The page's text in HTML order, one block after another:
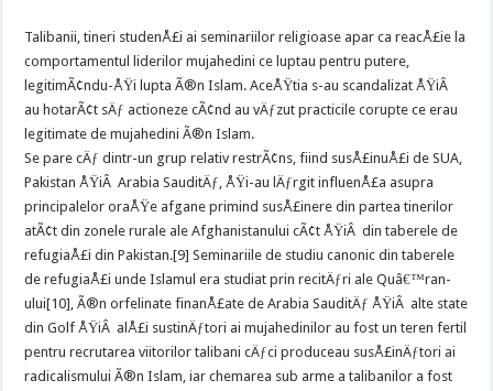
Talibanii, tineri studenÅ£i ai seminariilor religioase apar ca reacÅ£ie la
comportamentul liderilor mujahedini ce luptau pentru putere,
legitimÃ¢ndu-ÅŸi lupta Ã®n Islam. AceÅŸtia s-au scandalizat ÅŸiÂ
au hotarÃ¢t sÄƒ actioneze cÃ¢nd au vÄƒzut practicile corupte ce erau
legitimate de mujahedini Ã®n Islam.
Se pare cÄƒ dintr-un grup relativ restrÃ¢ns, fiind susÅ£inuÅ£i de SUA,
Pakistan ÅŸiÂ Arabia SauditÄƒ, ÅŸi-au lÄƒrgit influenÅ£a asupra
principalelor oraÅŸe afgane primind susÅ£inere din partea tinerilor
atÃ¢t din zonele rurale ale Afghanistanului cÃ¢t ÅŸiÂ din taberele de
refugiaÅ£i din Pakistan.[9] Seminariile de studiu canonic din taberele
de refugiaÅ£i unde Islamul era studiat prin recitÄƒri ale Quâ€™ran-
ului[10], Ã®n orfelinate finanÅ£ate de Arabia SauditÄƒ ÅŸiÂ alte state
din Golf ÅŸiÂ alÅ£i sustinÄƒtori ai mujahedinilor au fost un teren fertil
pentru recrutarea viitorilor talibani cÄƒci produceau susÅ£inÄƒtori ai
radicalismului Ã®n Islam, iar chemarea sub arme a talibanilor a fost